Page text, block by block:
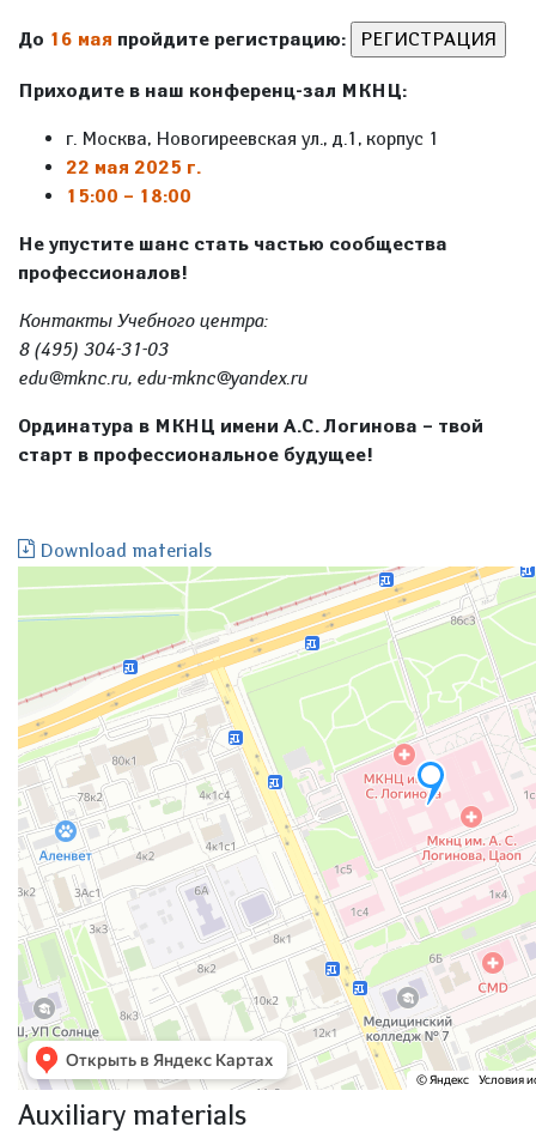
До 16 мая пройдите регистрацию:
Приходите в наш конференц-зал МКНЦ:
г. Москва, Новогиреевская ул., д.1, корпус 1
22 мая 2025 г.
15:00 – 18:00
Не упустите шанс стать частью сообщества
профессионалов!
Контакты Учебного центра:
8 (495) 304-31-03
edu@mknc.ru, edu-mknc@yandex.ru
Ординатура в МКНЦ имени А.С. Логинова – твой
старт в профессиональное будущее!
Download materials
Auxiliary materials